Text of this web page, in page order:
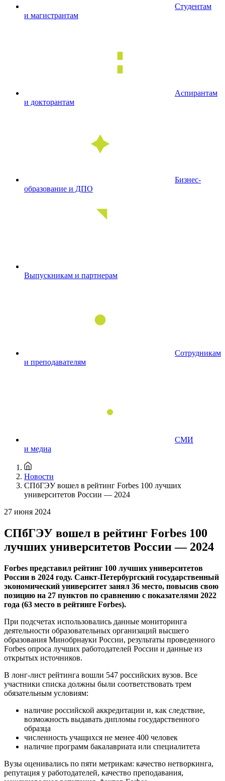
Студентам
и магистрантам
Аспирантам
и докторантам
Бизнес-
образование и ДПО
Выпускникам и партнерам
Сотрудникам
и преподавателям
СМИ
и медиа
Новости
СПбГЭУ вошел в рейтинг Forbes 100 лучших
университетов России — 2024
27 июня 2024
СПбГЭУ вошел в рейтинг Forbes 100
лучших университетов России — 2024
Forbes представил рейтинг 100 лучших университетов
России в 2024 году. Санкт-Петербургский государственный
экономический университет занял 36 место, повысив свою
позицию на 27 пунктов по сравнению с показателями 2022
года (63 место в рейтинге Forbes).
При подсчетах использовались данные мониторинга
деятельности образовательных организаций высшего
образования Минобрнауки России, результаты проведенного
Forbes опроса лучших работодателей России и данные из
открытых источников.
В лонг-лист рейтинга вошли 547 российских вузов. Все
участники списка должны были соответствовать трем
обязательным условиям:
наличие российской аккредитации и, как следствие,
возможность выдавать дипломы государственного
образца
численность учащихся не менее 400 человек
наличие программ бакалавриата или специалитета
Вузы оценивались по пяти метрикам: качество нетворкинга,
репутация у работодателей, качество преподавания,